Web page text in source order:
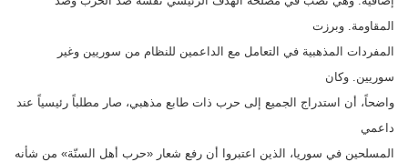
المقاومة. وبرزت
المفردات المذهبية في التعامل مع الداعمين للنظام من سوريين وغير
سوريين. وكان
واضحاً، أن استدراج الجميع إلى حرب ذات طابع مذهبي، صار مطلباً رئيسياً عند
داعمي
المسلحين في سوريا، الذين اعتبروا أن رفع شعار «حرب أهل السنّة» من شأنه